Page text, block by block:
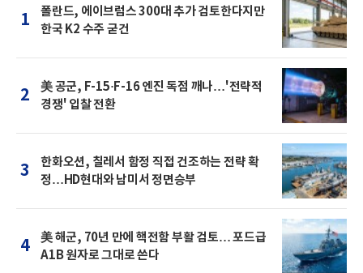
1
폴란드, 에이브럼스 300대 추가 검토한다지만
한국 K2 수주 굳건
2
美 공군, F-15·F-16 엔진 독점 깨나…'전략적
경쟁' 입찰 전환
3
한화오션, 칠레서 함정 직접 건조하는 전략 확
정…HD현대와 남미서 정면승부
4
美 해군, 70년 만에 핵전함 부활 검토… 포드급
A1B 원자로 그대로 쓴다